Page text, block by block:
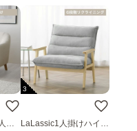
掛
3
LaLassic1人掛けハイバ